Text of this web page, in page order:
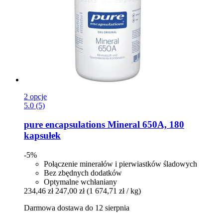
2 opcje
5.0 (5)
pure encapsulations Mineral 650A, 180
kapsułek
-5%
Połączenie minerałów i pierwiastków śladowych
Bez zbędnych dodatków
Optymalne wchłaniany
234,46 zł 247,00 zł (1 674,71 zł / kg)
Darmowa dostawa do 12 sierpnia